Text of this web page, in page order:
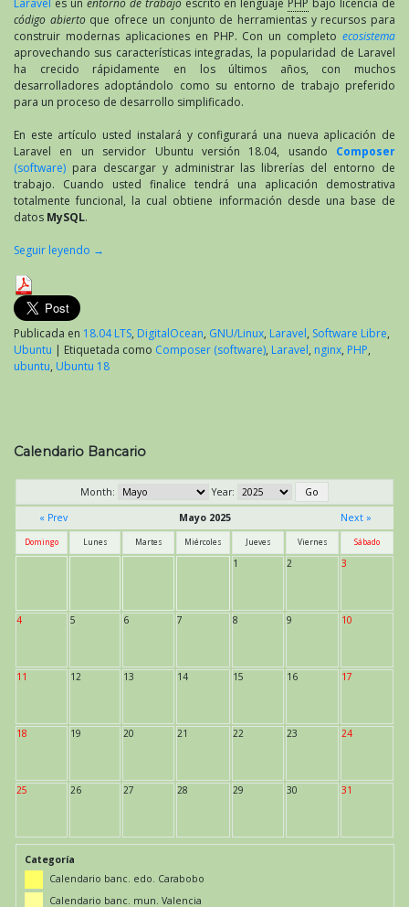
Laravel es un entorno de trabajoescrito en lenguaje PHP bajo licencia de
código abierto que ofrece un conjunto de herramientas y recursos para
construir modernas aplicaciones en PHP. Con un completo ecosistema
aprovechando sus características integradas, la popularidad de Laravel
ha crecido rápidamente en los últimos años, con muchos
desarrolladores adoptándolo como su entorno de trabajo preferido
para un proceso de desarrollo simplificado.
En este artículo usted instalará y configurará una nueva aplicación de
Laravel en un servidor Ubuntu versión 18.04, usando Composer
(software) para descargar y administrar las librerías del entorno de
trabajo. Cuando usted finalice tendrá una aplicación demostrativa
totalmente funcional, la cual obtiene información desde una base de
datos MySQL.
Seguir leyendo →
Publicada en 18.04 LTS, DigitalOcean, GNU/Linux, Laravel, Software Libre,
Ubuntu | Etiquetada como Composer (software), Laravel, nginx, PHP,
ubuntu, Ubuntu 18
Calendario Bancario
Month:
Year:
« Prev
Mayo 2025 Next »
Domingo Lunes Martes Miércoles Jueves Viernes Sábado
1 2 3
4 5 6 7 8 9 10
11 12 13 14 15 16 17
18 19 20 21 22 23 24
25 26 27 28 29 30 31
Categoría
Calendario banc. edo. Carabobo
Calendario banc. mun. Valencia